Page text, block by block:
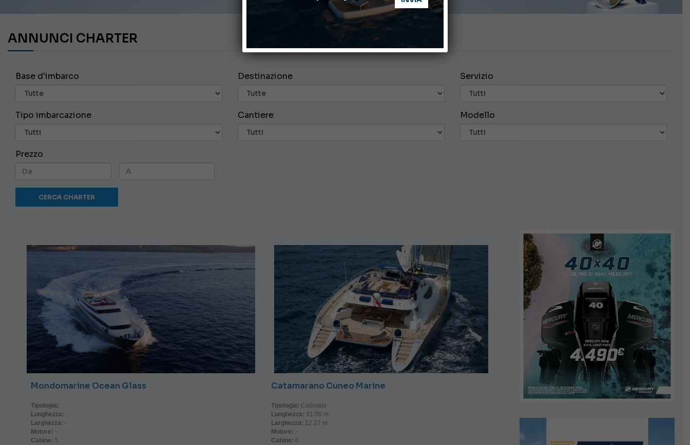
ANNUNCI CHARTER
Base d'imbarco Destinazione Servizio
Tipo imbarcazione Cantiere Modello
Prezzo
Mondomarine Ocean Glass
Tipologia:
Lunghezza: -
Larghezza: -
Motore: -
Cabine: 5
Catamarano Cuneo Marine
Tipologia: Cabinato
Lunghezza: 31.00 m
Larghezza: 12.27 m
Motore: -
Cabine: 0